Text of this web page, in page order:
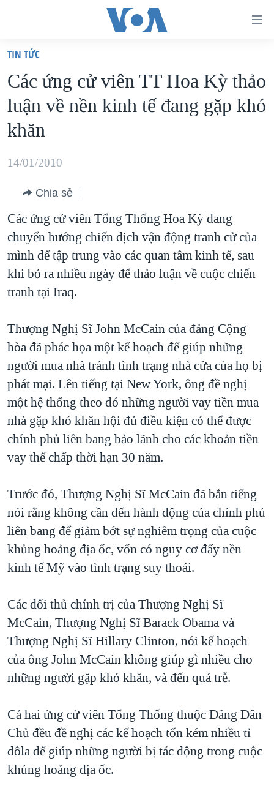
truy
cập
Tới
nội
chính
hướng
chính
Đi
tới
"Tìm"
VIỆT NAM
HOA KỲ
BIỂN ĐÔNG
THẾ GIỚI
DIỄN ĐÀN
MỤC
TỰ DO BÁO CHÍ
VẠCH TRẦN TIN GIẢ
NGƯỜI VIỆT HẢI NGOẠI
KINH TẾ
KHOA HỌC
VĂN HOÁ
THỂ THAO
GIÁO DỤC
CHUYÊN ĐỀ
CHIẾN TRANH THƯƠNG MẠI CỦA MỸ: QUÁ KHỨ VÀ HIỆN
TẠI
HÀNH TRÌNH BẦU CỬ 2024
GIẢI MÃ VÀNH ĐAI & CON ĐƯỜNG
NGÀY TỊ NẠN THẾ GIỚI
TRỊNH VĨNH BÌNH - NGƯỜI HẠ 'BÊN THẮNG CUỘC'
GROUND ZERO – XƯA VÀ NAY
CÁC GIÁ TRỊ CỘNG HÒA Ở VIỆT NAM
TRỊNH VĨNH BÌNH VS. CHÍNH PHỦ VIỆT NAM
NGƯ DÂN VIỆT VÀ LÀN SÓNG TRỘM HẢI SÂM
BÊN KIA QUỐC LỘ: TIẾNG VỌNG TỪ NÔNG THÔN MỸ
QUAN HỆ VIỆT MỸ
HỌC TIẾNG ANH
VIDEO
MẠNG XÃ HỘI
Ngôn ngữ khác
TIN TỨC
Các ứng cử viên TT Hoa Kỳ thảo
luận về nền kinh tế đang gặp khó
khăn
14/01/2010
Chia sẻ
Các ứng cử viên Tổng Thống Hoa Kỳ đang
chuyển hướng chiến dịch vận động tranh cử của
mình để tập trung vào các quan tâm kinh tế, sau
khi bỏ ra nhiều ngày để thảo luận về cuộc chiến
tranh tại Iraq.
Thượng Nghị Sĩ John McCain của đảng Cộng
hòa đã phác họa một kế hoạch để giúp những
người mua nhà tránh tình trạng nhà cửa của họ bị
phát mại. Lên tiếng tại New York, ông đề nghị
một hệ thống theo đó những người vay tiền mua
nhà gặp khó khăn hội đủ điều kiện có thể được
chính phủ liên bang bảo lãnh cho các khoản tiền
vay thế chấp thời hạn 30 năm.
Trước đó, Thượng Nghị Sĩ McCain đã bắn tiếng
nói rằng không cần đến hành động của chính phủ
liên bang để giảm bớt sự nghiêm trọng của cuộc
khủng hoảng địa ốc, vốn có nguy cơ đẩy nền
kinh tế Mỹ vào tình trạng suy thoái.
Các đối thủ chính trị của Thượng Nghị Sĩ
McCain, Thượng Nghị Sĩ Barack Obama và
Thượng Nghị Sĩ Hillary Clinton, nói kế hoạch
của ông John McCain không giúp gì nhiều cho
những người gặp khó khăn, và đến quá trễ.
Cả hai ứng cử viên Tổng Thống thuộc Đảng Dân
Chủ đều đề nghị các kế hoạch tốn kém nhiều tỉ
đôla để giúp những người bị tác động trong cuộc
khủng hoảng địa ốc.